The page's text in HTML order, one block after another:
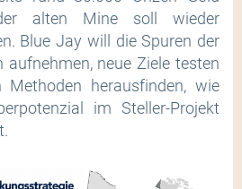
alten Mine soll wieder
Blue Jay will die Spuren der
aufnehmen, neue Ziele testen
herausfinden, wie
im Steller-Projekt